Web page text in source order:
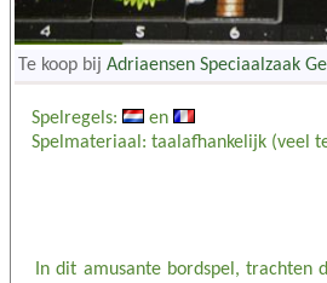
Te koop bij Adriaensen Speciaalzaak
Spelregels:
en
Spelmateriaal: taalafhankelijk (veel
In dit amusante bordspel,